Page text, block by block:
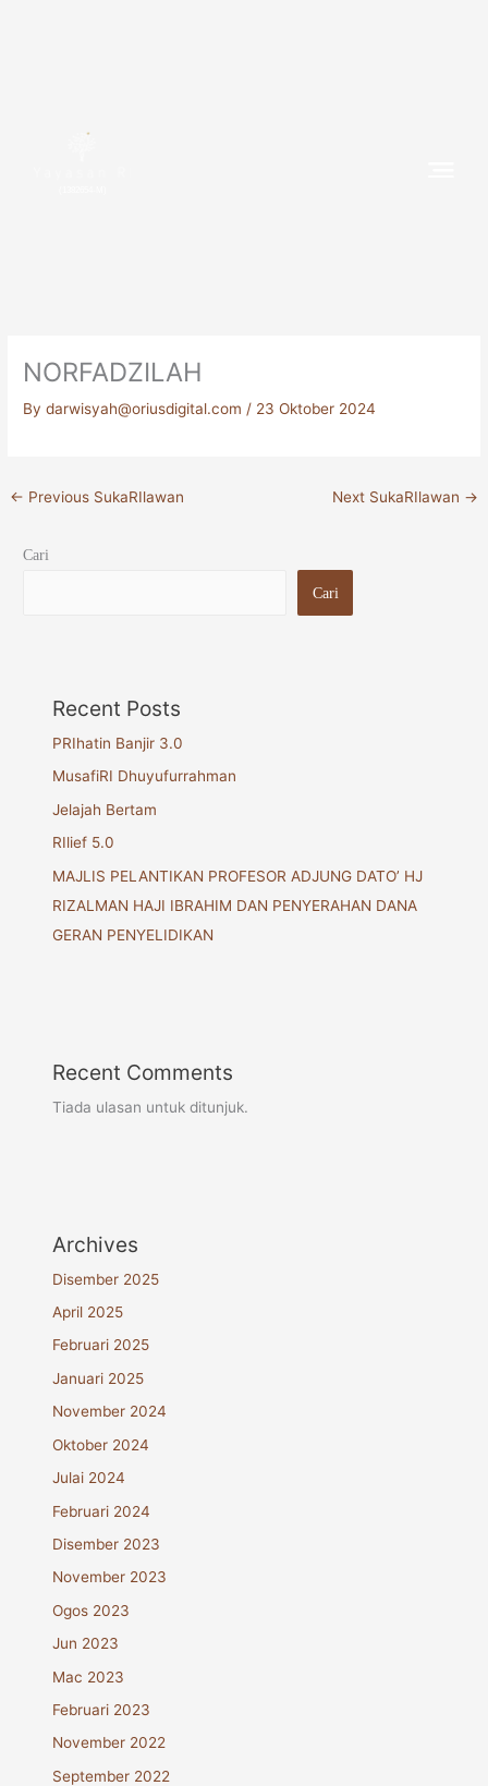
NORFADZILAH
Bydarwisyah@oriusdigital.com/ 23 Oktober 2024
← Previous SukaRIlawan Next SukaRIlawan →
Cari
Cari
Recent Posts
PRIhatin Banjir 3.0
MusafiRI Dhuyufurrahman
Jelajah Bertam
RIlief 5.0
MAJLIS PELANTIKAN PROFESOR ADJUNG DATO’ HJ
RIZALMAN HAJI IBRAHIM DAN PENYERAHAN DANA
GERAN PENYELIDIKAN
Recent Comments
Tiada ulasan untuk ditunjuk.
Archives
Disember 2025
April 2025
Februari 2025
Januari 2025
November 2024
Oktober 2024
Julai 2024
Februari 2024
Disember 2023
November 2023
Ogos 2023
Jun 2023
Mac 2023
Februari 2023
November 2022
September 2022